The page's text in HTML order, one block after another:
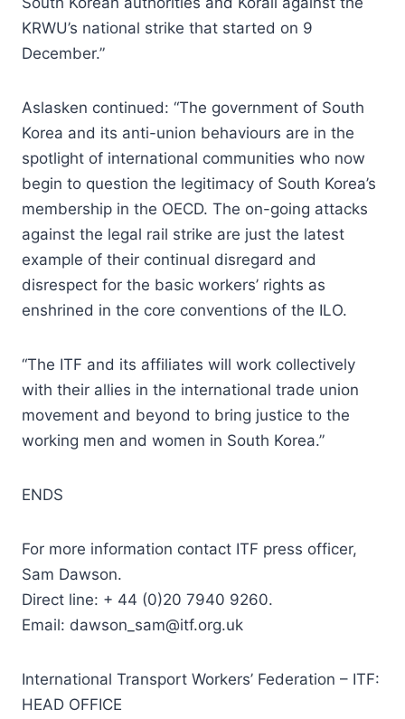
KRWU’s national strike that started on 9
December.”
Aslasken continued: “The government of South
Korea and its anti-union behaviours are in the
spotlight of international communities who now
begin to question the legitimacy of South Korea’s
membership in the OECD. The on-going attacks
against the legal rail strike are just the latest
example of their continual disregard and
disrespect for the basic workers’ rights as
enshrined in the core conventions of the ILO.
“The ITF and its affiliates will work collectively
with their allies in the international trade union
movement and beyond to bring justice to the
working men and women in South Korea.”
ENDS
For more information contact ITF press officer,
Sam Dawson.
Direct line: + 44 (0)20 7940 9260.
Email: dawson_sam@itf.org.uk
International Transport Workers’ Federation – ITF:
HEAD OFFICE